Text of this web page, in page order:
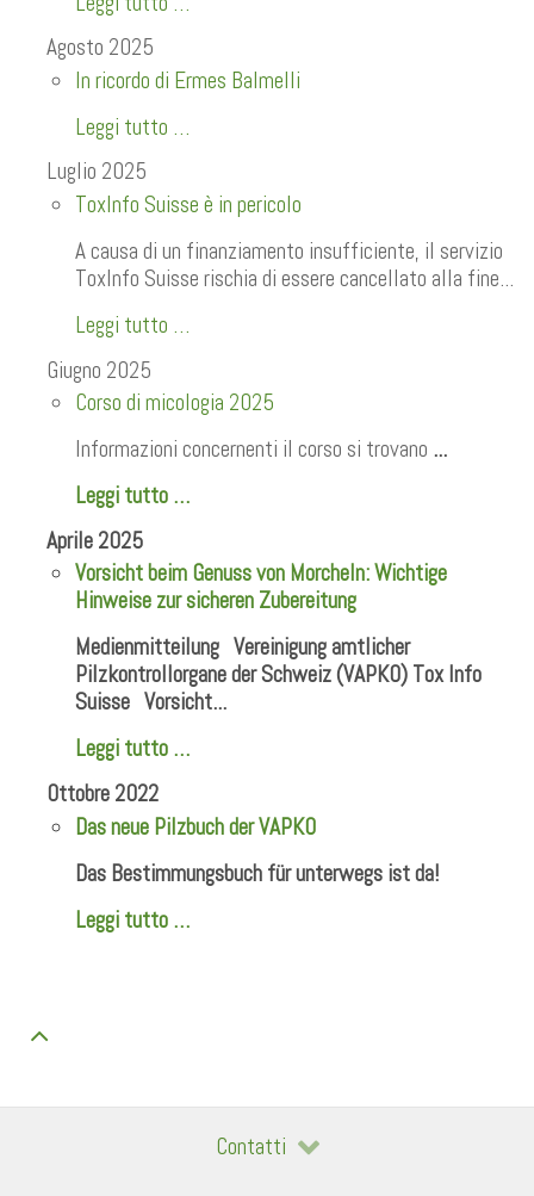
Agosto 2025
In ricordo di Ermes Balmelli
Leggi tutto …
Luglio 2025
ToxInfo Suisse è in pericolo
A causa di un finanziamento insufficiente, il servizio
ToxInfo Suisse rischia di essere cancellato alla fine...
Leggi tutto …
Giugno 2025
Corso di micologia 2025
Informazioni concernenti il corso si trovano ...
Leggi tutto …
Aprile 2025
Vorsicht beim Genuss von Morcheln: Wichtige
Hinweise zur sicheren Zubereitung
Medienmitteilung Vereinigung amtlicher
Pilzkontrollorgane der Schweiz (VAPKO) Tox Info
Suisse Vorsicht...
Leggi tutto …
Ottobre 2022
Das neue Pilzbuch der VAPKO
Das Bestimmungsbuch für unterwegs ist da!
Leggi tutto …
Contatti